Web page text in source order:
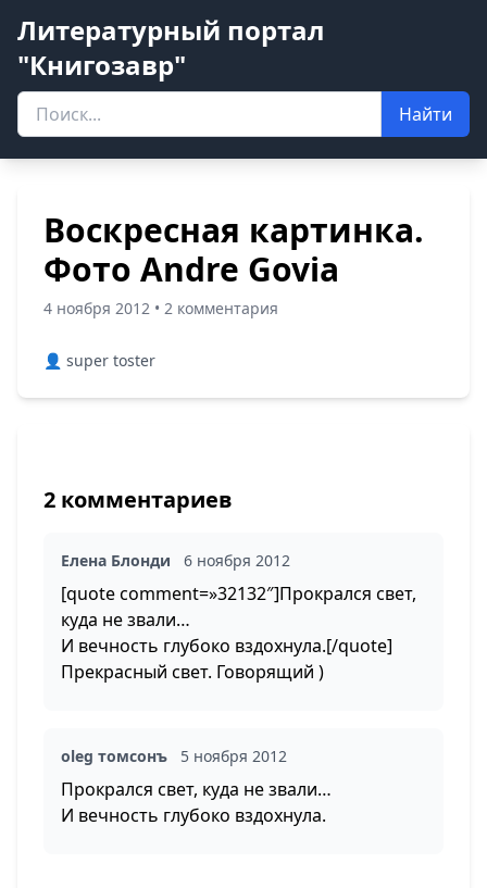
Литературный портал
"Книгозавр"
Найти
Воскресная картинка.
Фото Andre Govia
4 ноября 2012 • 2 комментария
👤 super toster
2 комментариев
Елена Блонди 6 ноября 2012
[quote comment=»32132″]Прокрался свет,
куда не звали…
И вечность глубоко вздохнула.[/quote]
Прекрасный свет. Говорящий )
oleg томсонъ 5 ноября 2012
Прокрался свет, куда не звали…
И вечность глубоко вздохнула.